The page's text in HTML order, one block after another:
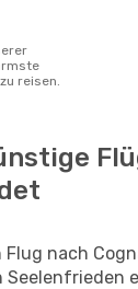
reisen.
Flug nach
Seelenfrieden